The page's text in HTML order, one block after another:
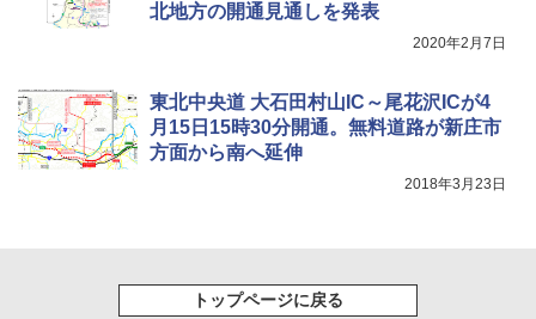
Coleman(コールマン) ツーリングドーム/LD
収納 コンパクト 簡単設営 カンガルーテント
ソロキャンプ ソロテント
￥20,718
ポインターライト 強力 小型 緑色/赤色/青紫色
可能 安全ロック付き 高安全性 金属製耐久 コ
ンパクト多機能設計 持ち運び便利 アウトド
ア/オフィス/教育現場/展示会用 緑
北地方の開通見通しを発表
2020年2月7日
東北中央道 大石田村山IC～尾花沢ICが4
月15日15時30分開通。無料道路が新庄市
方面から南へ延伸
2018年3月23日
トップページに戻る